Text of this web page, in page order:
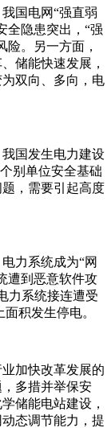
国电网“强直弱
全隐患突出，“强
险。另一方面，
储能快速发展，
双向、多向，电
国发生电力建设
别单位安全基础
，需要引起高度
力系统成为“网
遭到恶意软件攻
力系统接连遭受
积发生停电。
加快改革发展的
多措并举保安
储能电站建设，
态调节能力，提